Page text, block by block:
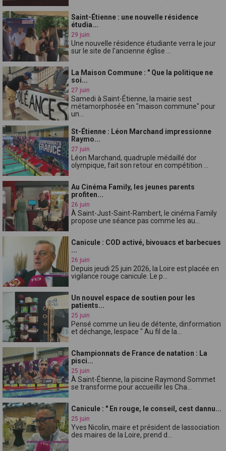
Saint-Étienne : une nouvelle résidence
étudia...
29 juin
Une nouvelle résidence étudiante verra le jour
sur le site de l'ancienne église ...
La Maison Commune : " Que la politique ne
soi...
27 juin
Samedi à Saint-Étienne, la mairie sest
métamorphosée en "maison commune" pour
un...
St-Étienne : Léon Marchand impressionne
Raymo...
27 juin
Léon Marchand, quadruple médaillé dor
olympique, fait son retour en compétition ...
Au Cinéma Family, les jeunes parents
profiten...
26 juin
À Saint-Just-Saint-Rambert, le cinéma Family
propose une séance pas comme les au...
Canicule : COD activé, bivouacs et barbecues
...
26 juin
Depuis jeudi 25 juin 2026, la Loire est placée en
vigilance rouge canicule. Le p...
Un nouvel espace de soutien pour les
patients...
25 juin
Pensé comme un lieu de détente, dinformation
et déchange, lespace " Au fil de la...
Championnats de France de natation : La
pisci...
25 juin
À Saint-Étienne, la piscine Raymond Sommet
se transforme pour accueillir les Cha...
Canicule : " En rouge, le conseil, cest dannu...
25 juin
Yves Nicolin, maire et président de lassociation
des maires de la Loire, prend d...